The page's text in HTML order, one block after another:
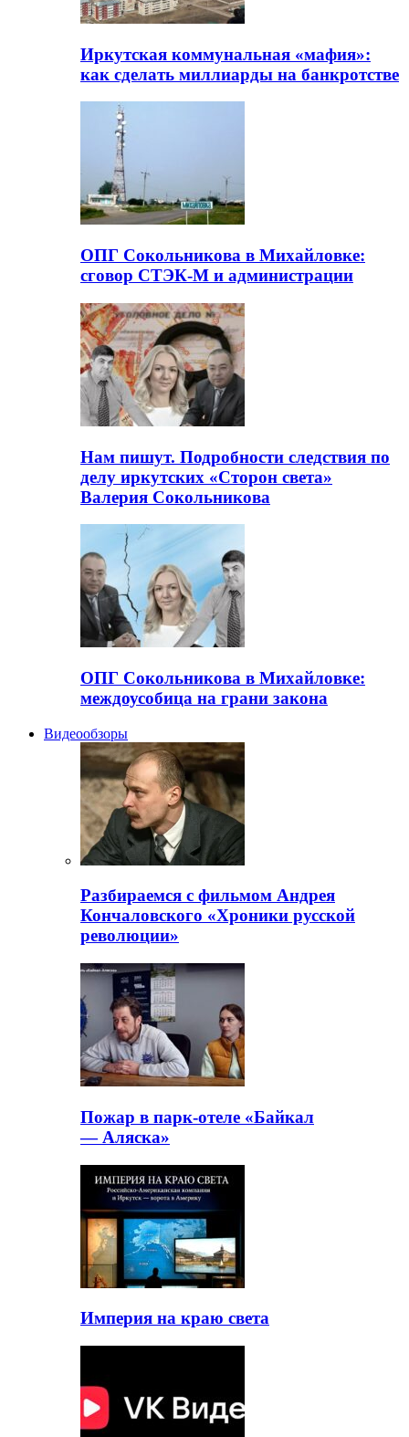
Иркутская коммунальная «мафия»:
как сделать миллиарды на банкротстве
ОПГ Сокольникова в Михайловке:
сговор СТЭК-М и администрации
Нам пишут. Подробности следствия по
делу иркутских «Сторон света»
Валерия Сокольникова
ОПГ Сокольникова в Михайловке:
междоусобица на грани закона
Видеообзоры
Разбираемся с фильмом Андрея
Кончаловского «Хроники русской
революции»
Пожар в парк-отеле «Байкал
— Аляска»
Империя на краю света